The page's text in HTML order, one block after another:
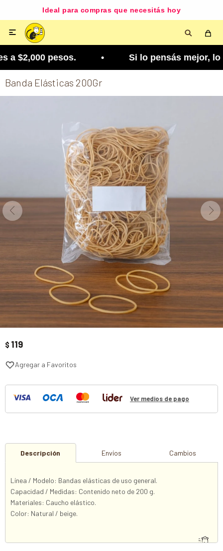
Ideal para compras que necesitás hoy

a $2,000 pesos. • Si lo pensás mejor, lo
Banda Elásticas 200Gr
$ 119
Ver medios de pago
Descripción Envíos Cambios
Línea / Modelo: Bandas elásticas de uso general.
Capacidad / Medidas: Contenido neto de 200 g.
Materiales: Caucho elástico.
Color: Natural / beige.